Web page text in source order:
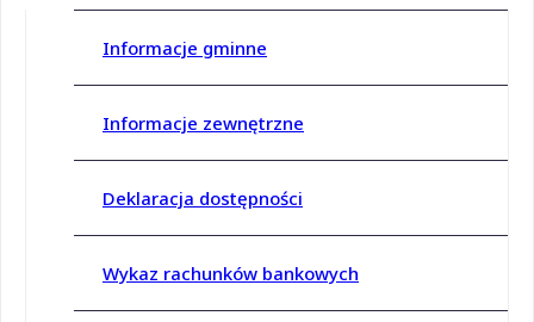
Informacje gminne
Informacje zewnętrzne
Deklaracja dostępności
Wykaz rachunków bankowych